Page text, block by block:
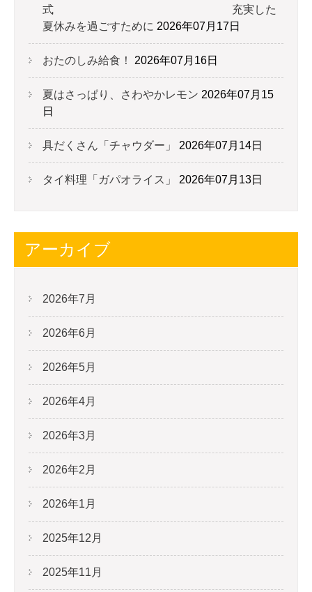
式 充実した
夏休みを過ごすために 2026年07月17日
おたのしみ給食！ 2026年07月16日
夏はさっぱり、さわやかレモン 2026年07月15
日
具だくさん「チャウダー」 2026年07月14日
タイ料理「ガパオライス」 2026年07月13日
アーカイブ
2026年7月
2026年6月
2026年5月
2026年4月
2026年3月
2026年2月
2026年1月
2025年12月
2025年11月